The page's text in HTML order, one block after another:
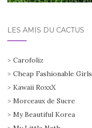
LES AMIS DU CACTUS
> Carofoliz
> Cheap Fashionable Girls
> Kawaii RoxxX
> Morceaux de Sucre
> My Beautiful Korea